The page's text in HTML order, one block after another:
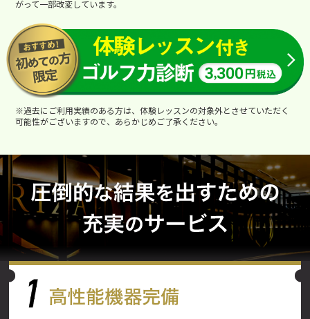
がって一部改変しています。
※過去にご利用実績のある方は、体験レッスンの対象外とさせていただく
可能性がございますので、あらかじめご了承ください。